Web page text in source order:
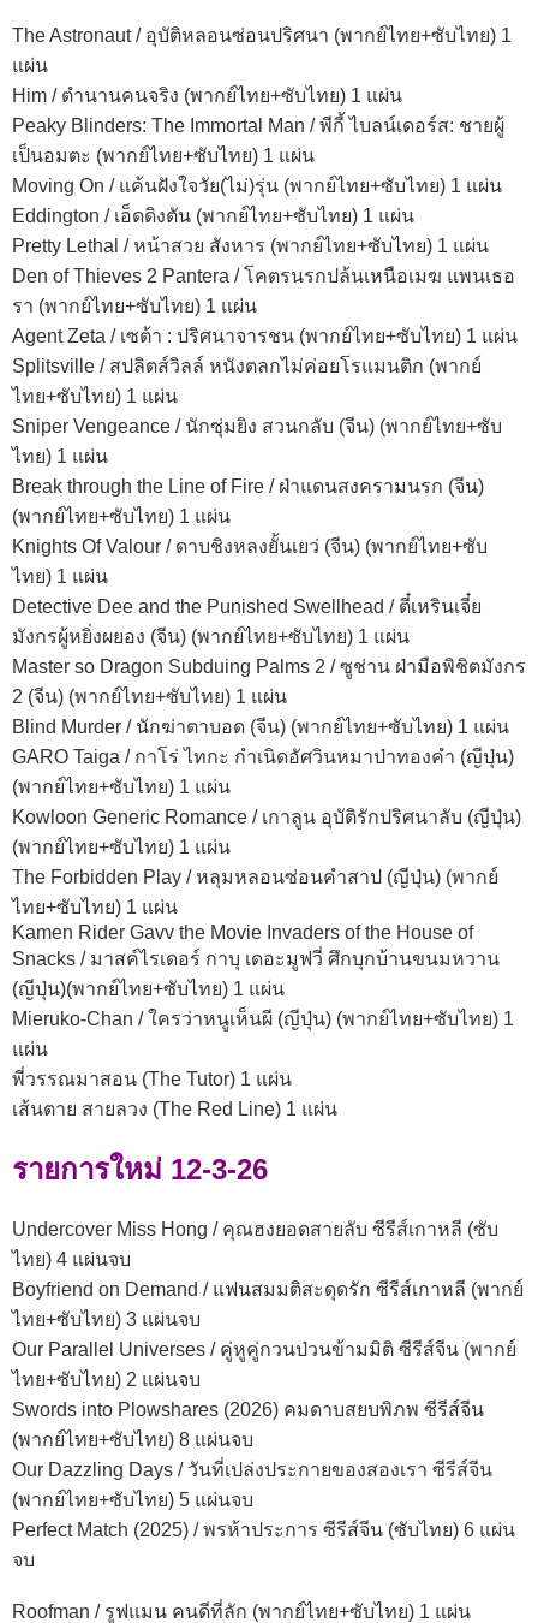
The Astronaut / อุบัติหลอนซ่อนปริศนา (พากย์ไทย+ซับไทย) 1
แผ่น
Him / ตำนานคนจริง (พากย์ไทย+ซับไทย) 1 แผ่น
Peaky Blinders: The Immortal Man / พีกี้ ไบลน์เดอร์ส: ชายผู้
เป็นอมตะ (พากย์ไทย+ซับไทย) 1 แผ่น
Moving On / แค้นฝังใจวัย(ไม่)รุ่น (พากย์ไทย+ซับไทย) 1 แผ่น
Eddington / เอ็ดดิงตัน (พากย์ไทย+ซับไทย) 1 แผ่น
Pretty Lethal / หน้าสวย สังหาร (พากย์ไทย+ซับไทย) 1 แผ่น
Den of Thieves 2 Pantera / โคตรนรกปล้นเหนือเมฆ แพนเธอ
รา (พากย์ไทย+ซับไทย) 1 แผ่น
Agent Zeta / เซต้า : ปริศนาจารชน (พากย์ไทย+ซับไทย) 1 แผ่น
Splitsville / สปลิตส์วิลล์ หนังตลกไม่ค่อยโรแมนติก (พากย์
ไทย+ซับไทย) 1 แผ่น
Sniper Vengeance / นักซุ่มยิง สวนกลับ (จีน) (พากย์ไทย+ซับ
ไทย) 1 แผ่น
Break through the Line of Fire / ฝ่าแดนสงครามนรก (จีน)
(พากย์ไทย+ซับไทย) 1 แผ่น
Knights Of Valour / ดาบชิงหลงยั้นเยว่ (จีน) (พากย์ไทย+ซับ
ไทย) 1 แผ่น
Detective Dee and the Punished Swellhead / ตี๋เหรินเจี๋ย
มังกรผู้หยิ่งผยอง (จีน) (พากย์ไทย+ซับไทย) 1 แผ่น
Master so Dragon Subduing Palms 2 / ซูช่าน ฝ่ามือพิชิตมังกร
2 (จีน) (พากย์ไทย+ซับไทย) 1 แผ่น
Blind Murder / นักฆ่าตาบอด (จีน) (พากย์ไทย+ซับไทย) 1 แผ่น
GARO Taiga / กาโร่ ไทกะ กำเนิดอัศวินหมาป่าทองคำ (ญีปุ่น)
(พากย์ไทย+ซับไทย) 1 แผ่น
Kowloon Generic Romance / เกาลูน อุบัติรักปริศนาลับ (ญีปุ่น)
(พากย์ไทย+ซับไทย) 1 แผ่น
The Forbidden Play / หลุมหลอนซ่อนคำสาป (ญีปุ่น) (พากย์
ไทย+ซับไทย) 1 แผ่น
Kamen Rider Gavv the Movie Invaders of the House of
Snacks / มาสค์ไรเดอร์ กาบุ เดอะมูฟวี่ ศึกบุกบ้านขนมหวาน
(ญีปุ่น)(พากย์ไทย+ซับไทย) 1 แผ่น
Mieruko-Chan / ใครว่าหนูเห็นผี (ญีปุ่น) (พากย์ไทย+ซับไทย) 1
แผ่น
พี่วรรณมาสอน (The Tutor) 1 แผ่น
เส้นตาย สายลวง (The Red Line) 1 แผ่น
รายการใหม่ 12-3-26
Undercover Miss Hong / คุณฮงยอดสายลับ ซีรีส์เกาหลี (ซับ
ไทย) 4 แผ่นจบ
Boyfriend on Demand / แฟนสมมติสะดุดรัก ซีรีส์เกาหลี (พากย์
ไทย+ซับไทย) 3 แผ่นจบ
Our Parallel Universes / คู่หูคู่กวนป่วนข้ามมิติ ซีรีส์จีน (พากย์
ไทย+ซับไทย) 2 แผ่นจบ
Swords into Plowshares (2026) คมดาบสยบพิภพ ซีรีส์จีน
(พากย์ไทย+ซับไทย) 8 แผ่นจบ
Our Dazzling Days / วันที่เปล่งประกายของสองเรา ซีรีส์จีน
(พากย์ไทย+ซับไทย) 5 แผ่นจบ
Perfect Match (2025) / พรห้าประการ ซีรีส์จีน (ซับไทย) 6 แผ่น
จบ
Roofman / รูฟแมน คนดีที่ลัก (พากย์ไทย+ซับไทย) 1 แผ่น